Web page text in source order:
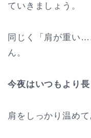
ていきましょう。
同じく「肩が重い
ん。
今夜はいつもより
肩をしっかり温めて